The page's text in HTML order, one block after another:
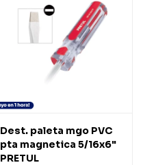
Dest. paleta mgo PVC
pta magnetica 5/16x6"
PRETUL